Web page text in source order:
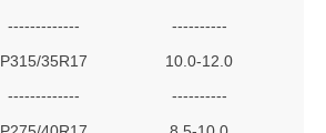
-------------
----------
P315/35R17
10.0-12.0
-------------
----------